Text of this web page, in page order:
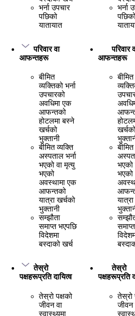
भर्ना उपचार
पछिको
यातायात
परिवार वा
आफन्तहरू
बीमित
व्यक्तिको भर्ना
उपचारको
अवधिमा एक
आफन्तको
होटलमा बस्ने
खर्चको
भुक्तानी
बीमित व्यक्ति
अस्पताल भर्ना
भएको वा मृत्यु
भएको
अवस्थामा एक
आफन्तको
यात्रा खर्चको
भुक्तानी
सम्झौता
समाप्त भएपछि
विदेशमा
बस्दाको खर्च
तेस्रो
पक्षहरूप्रति दायित्व
तेस्रो पक्षको
जीवन वा
स्वास्थ्यमा
भर्ना
परिवार
आफन्तहरू
बीमित
भएको
भएको
तेस्रो
पक्षहरूप्रति
तेस्रो
जीवन